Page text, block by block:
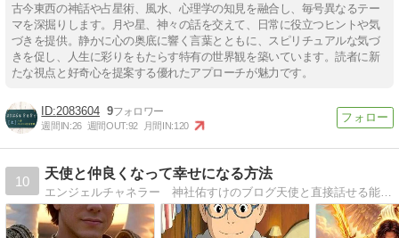
古今東西の神話や占星術、風水、心理学の知見を融合し、毎号異なるテー
マを深掘りします。月や星、神々の話を交えて、日常に役立つヒントや気
づきを提供。静かに心の奥底に響く言葉とともに、スピリチュアルな気づ
きを促し、人生に彩りをもたらす特有の世界観を築いています。読者に新
たな視点と好奇心を提案する優れたアプローチが魅力です。
2083604 9
週間IN:26 週間OUT:92 月間IN:120
10
天使と仲良くなって幸せになる方法
エンジェルチャネラー 神社佑すけのブログ天使と直接話せる能力で鑑定をしています。